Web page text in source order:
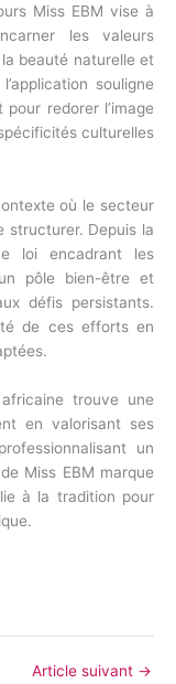
Miss EBM vise à
les valeurs
beauté naturelle et
souligne
redorer l’image
culturelles
où le secteur
structurer. Depuis la
loi encadrant les
pôle bien-être et
défis persistants.
de ces efforts en
trouve une
en valorisant ses
un
Miss EBM marque
à la tradition pour
Article suivant →